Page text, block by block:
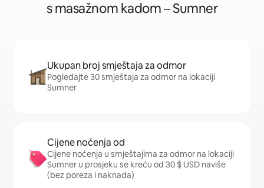
s masažnom kadom – Sumner
Ukupan broj smještaja za odmor
Pogledajte 30 smještaja za odmor na lokaciji
Sumner
Cijene noćenja od
Cijene noćenja u smještajima za odmor na lokaciji
Sumner u prosjeku se kreću od 30 $ USD naviše
(bez poreza i naknada)